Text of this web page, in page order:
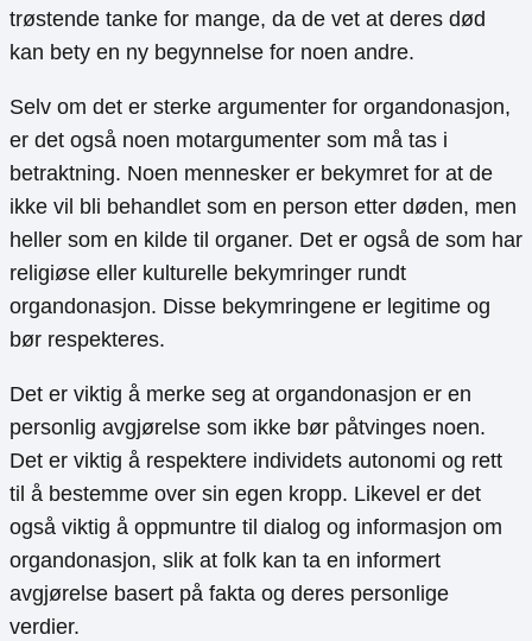
trøstende tanke for mange, da de vet at deres død
kan bety en ny begynnelse for noen andre.
Selv om det er sterke argumenter for organdonasjon,
er det også noen motargumenter som må tas i
betraktning. Noen mennesker er bekymret for at de
ikke vil bli behandlet som en person etter døden, men
heller som en kilde til organer. Det er også de som har
religiøse eller kulturelle bekymringer rundt
organdonasjon. Disse bekymringene er legitime og
bør respekteres.
Det er viktig å merke seg at organdonasjon er en
personlig avgjørelse som ikke bør påtvinges noen.
Det er viktig å respektere individets autonomi og rett
til å bestemme over sin egen kropp. Likevel er det
også viktig å oppmuntre til dialog og informasjon om
organdonasjon, slik at folk kan ta en informert
avgjørelse basert på fakta og deres personlige
verdier.